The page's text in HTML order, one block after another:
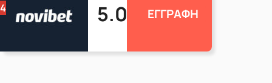
4 5.0 ΕΓΓΡΑΦΗ